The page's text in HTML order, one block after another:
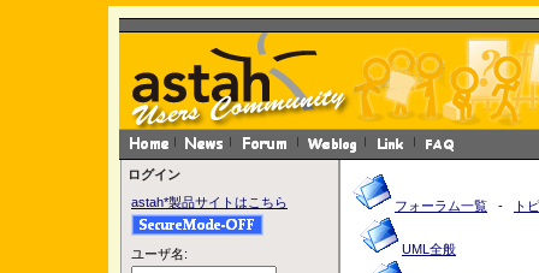
ログイン
astah*製品サイトはこちら
ユーザ名:
フォーラム一覧 - ト
UML全般